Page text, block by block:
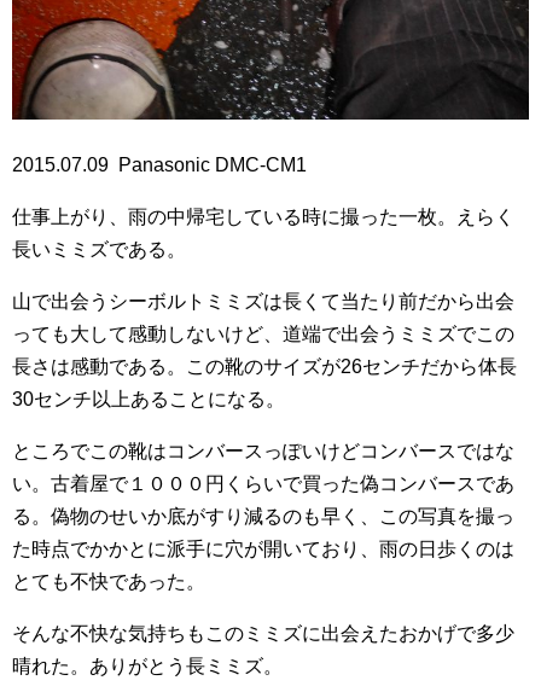
2015.07.09 Panasonic DMC-CM1
仕事上がり、雨の中帰宅している時に撮った一枚。えらく
長いミミズである。
山で出会うシーボルトミミズは長くて当たり前だから出会
っても大して感動しないけど、道端で出会うミミズでこの
長さは感動である。この靴のサイズが26センチだから体長
30センチ以上あることになる。
ところでこの靴はコンバースっぽいけどコンバースではな
い。古着屋で１０００円くらいで買った偽コンバースであ
る。偽物のせいか底がすり減るのも早く、この写真を撮っ
た時点でかかとに派手に穴が開いており、雨の日歩くのは
とても不快であった。
そんな不快な気持ちもこのミミズに出会えたおかげで多少
晴れた。ありがとう長ミミズ。